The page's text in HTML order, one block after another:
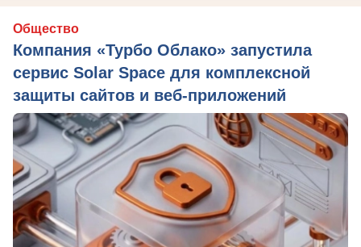
Общество
Компания «Турбо Облако» запустила
сервис Solar Space для комплексной
защиты сайтов и веб-приложений